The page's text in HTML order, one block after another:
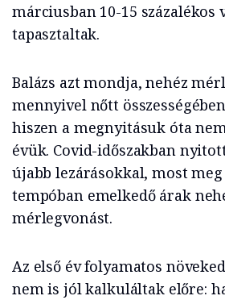
márciusban 10-15 százalékos
tapasztaltak.
Balázs azt mondja, nehéz
mennyivel nőtt
hiszen a megnyitásuk óta
évük. Covid-időszakban
újabb lezárásokkal, most
tempóban emelkedő árak
mérlegvonást.
Az első év folyamatos
nem is jól kalkuláltak előre: